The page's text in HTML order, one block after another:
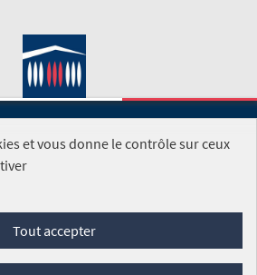
L'ASSEMBLÉE NATIONALE
aux questions
(CGU)
légales
Cookies
et vous donne le contrôle sur ceux
Tout accepter